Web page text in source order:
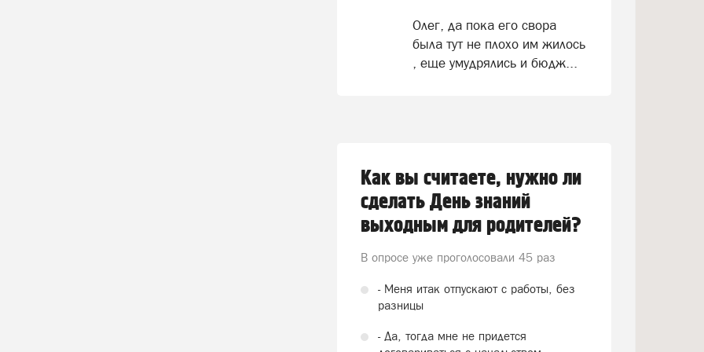
Олег, да пока его свора
была тут не плохо им жилось
, еще умудрялись и бюдж...
Как вы считаете, нужно ли
сделать День знаний
выходным для родителей?
В опросе уже проголосовали 45 раз
- Меня итак отпускают с работы, без
разницы
- Да, тогда мне не придется